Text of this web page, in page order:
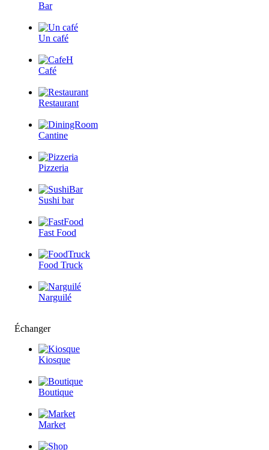
Bar
Un café
Café
Restaurant
Cantine
Pizzeria
Sushi bar
Fast Food
Food Truck
Narguilé
Échanger
Kiosque
Boutique
Market